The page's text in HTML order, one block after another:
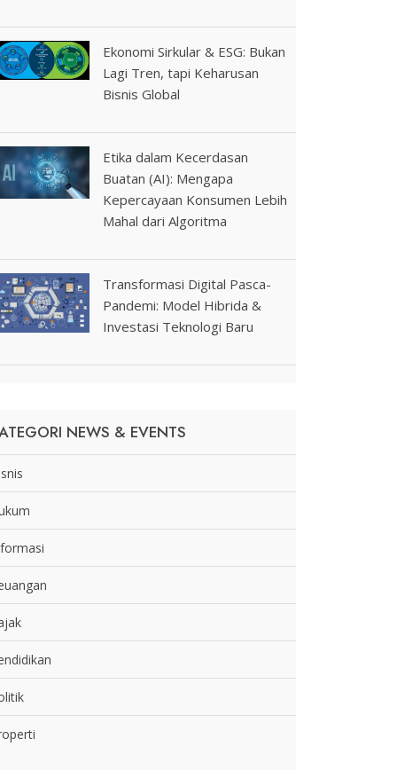
Ekonomi Sirkular & ESG: Bukan
Lagi Tren, tapi Keharusan
Bisnis Global
Etika dalam Kecerdasan
Buatan (AI): Mengapa
Kepercayaan Konsumen Lebih
Mahal dari Algoritma
Transformasi Digital Pasca-
Pandemi: Model Hibrida &
Investasi Teknologi Baru
NEWS & EVENTS